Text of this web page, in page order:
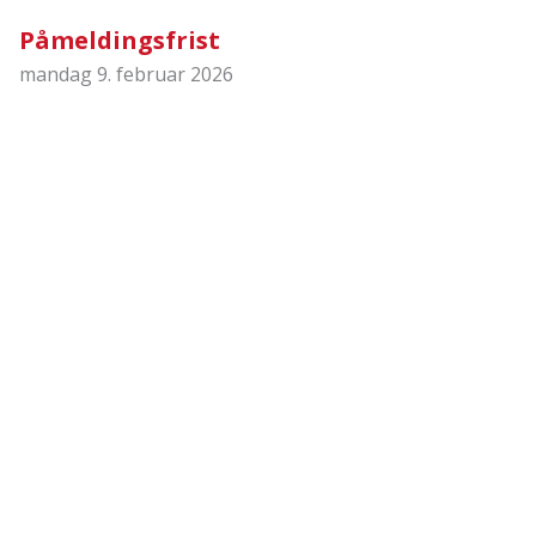
Påmeldingsfrist
mandag 9. februar 2026